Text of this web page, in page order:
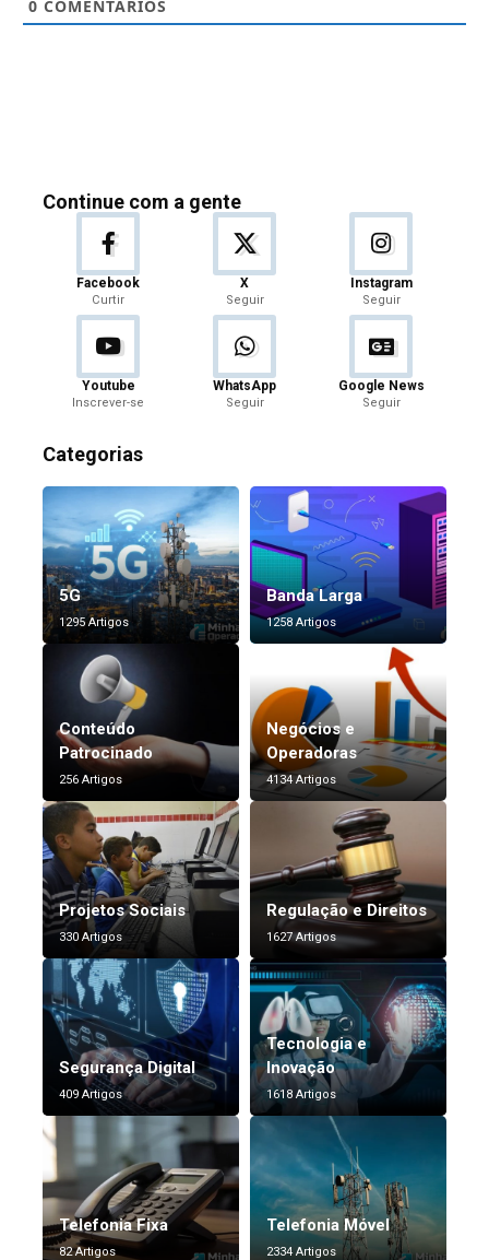
0 COMENTÁRIOS
Continue com a gente
Facebook
Curtir
X
Seguir
Instagram
Seguir
Youtube
Inscrever-se
WhatsApp
Seguir
Google News
Seguir
Categorias
5G
1295 Artigos
Banda Larga
1258 Artigos
Conteúdo
Patrocinado
256 Artigos
Negócios e
Operadoras
4134 Artigos
Projetos Sociais
330 Artigos
Regulação e Direitos
1627 Artigos
Segurança Digital
409 Artigos
Tecnologia e
Inovação
1618 Artigos
Telefonia Fixa
82 Artigos
Telefonia Móvel
2334 Artigos